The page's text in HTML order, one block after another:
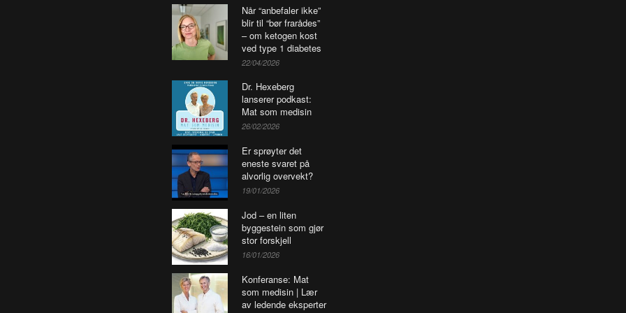
Når “anbefaler ikke”
blir til “bør frarådes”
– om ketogen kost
ved type 1 diabetes
22/04/2026
Dr. Hexeberg
lanserer podkast:
Mat som medisin
26/02/2026
Er sprøyter det
eneste svaret på
alvorlig overvekt?
19/01/2026
Jod – en liten
byggestein som gjør
stor forskjell
16/01/2026
Konferanse: Mat
som medisin | Lær
av ledende eksperter